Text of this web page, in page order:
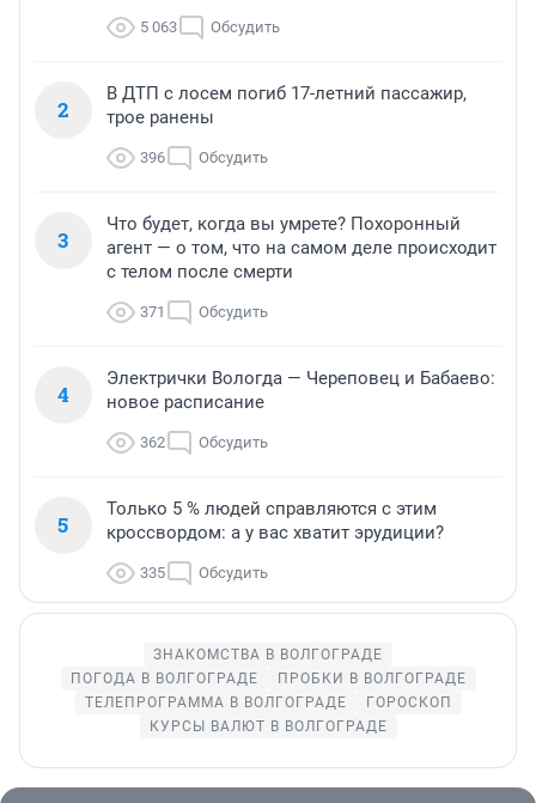
5 063 Обсудить
2
В ДТП с лосем погиб 17-летний пассажир,
трое ранены
396 Обсудить
3
Что будет, когда вы умрете? Похоронный
агент — о том, что на самом деле происходит
с телом после смерти
371 Обсудить
4
Электрички Вологда — Череповец и Бабаево:
новое расписание
362 Обсудить
5
Только 5 % людей справляются с этим
кроссвордом: а у вас хватит эрудиции?
335 Обсудить
ЗНАКОМСТВА В ВОЛГОГРАДЕ
ПОГОДА В ВОЛГОГРАДЕ
ПРОБКИ В ВОЛГОГРАДЕ
ТЕЛЕПРОГРАММА В ВОЛГОГРАДЕ
ГОРОСКОП
КУРСЫ ВАЛЮТ В ВОЛГОГРАДЕ